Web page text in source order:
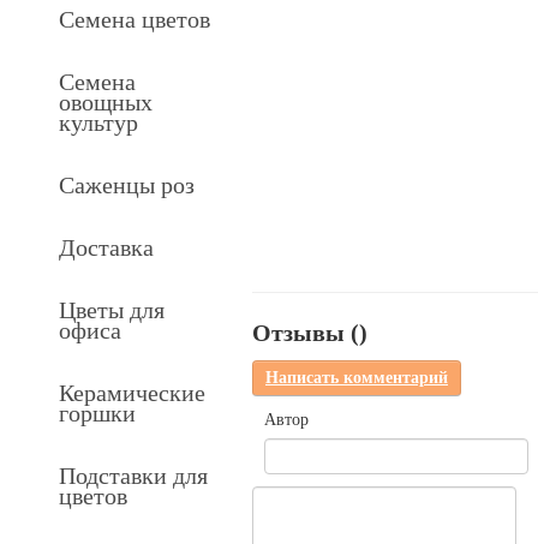
Семена цветов
Семена
овощных
культур
Саженцы роз
Доставка
Цветы для
офиса
Керамические
горшки
Подставки для
цветов
Отзывы ()
Написать комментарий
Автор